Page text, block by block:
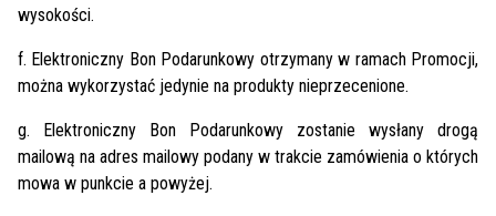
wysokości.
f. Elektroniczny Bon Podarunkowy otrzymany w ramach Promocji,
można wykorzystać jedynie na produkty nieprzecenione.
g. Elektroniczny Bon Podarunkowy zostanie wysłany drogą
mailową na adres mailowy podany w trakcie zamówienia o których
mowa w punkcie a powyżej.